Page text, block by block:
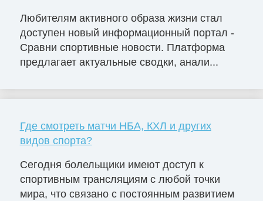
Любителям активного образа жизни стал
доступен новый информационный портал -
Сравни спортивные новости. Платформа
предлагает актуальные сводки, анали...
Где смотреть матчи НБА, КХЛ и других
видов спорта?
Сегодня болельщики имеют доступ к
спортивным трансляциям с любой точки
мира, что связано с постоянным развитием